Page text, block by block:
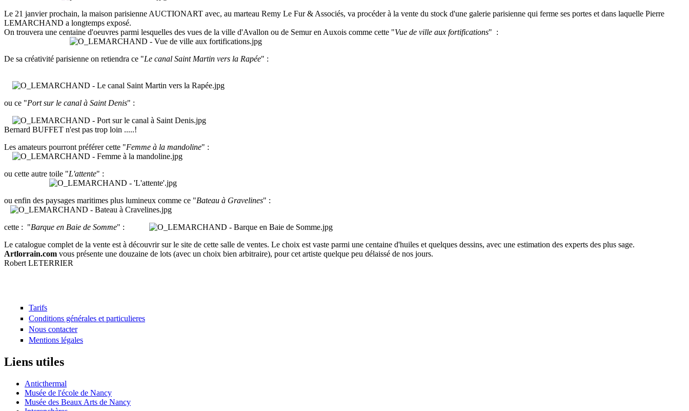
Le 21 janvier prochain, la maison parisienne AUCTIONART avec, au marteau Remy Le Fur & Associés, va procéder à la vente du stock d'une galerie parisienne qui ferme ses portes et dans laquelle Pierre
LEMARCHAND a longtemps exposé.
On trouvera une centaine d'oeuvres parmi lesquelles des vues de la ville d'Avallon ou de Semur en Auxois comme cette "Vue de ville aux fortifications" :
De sa créativité parisienne on retiendra ce "Le canal Saint Martin vers la Rapée" :
ou ce "Port sur le canal à Saint Denis" :
Bernard BUFFET n'est pas trop loin .....!
Les amateurs pourront préférer cette "Femme à la mandoline" :
ou cette autre toile "L'attente" :
ou enfin des paysages maritimes plus lumineux comme ce "Bateau à Gravelines" :
cette : "Barque en Baie de Somme" :
Le catalogue complet de la vente est à découvrir sur le site de cette salle de ventes. Le choix est vaste parmi une centaine d'huiles et quelques dessins, avec une estimation des experts des plus sage.
Artlorrain.com vous présente une douzaine de lots (avec un choix bien arbitraire), pour cet artiste quelque peu délaissé de nos jours.
Robert LETERRIER
Tarifs
Conditions générales et particulieres
Nous contacter
Mentions légales
Liens utiles
Anticthermal
Musée de l'école de Nancy
Musée des Beaux Arts de Nancy